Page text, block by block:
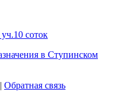
соток
в Ступинском
| Обратная связь